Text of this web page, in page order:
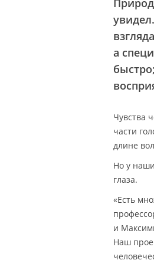
а
Чувства
части
длине
Но у
глаза.
«Есть
и
Наш